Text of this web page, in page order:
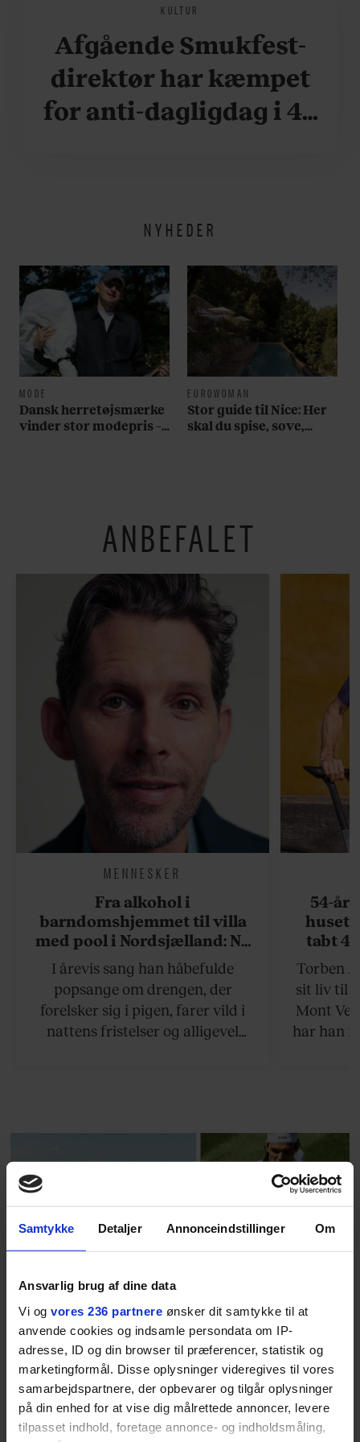
Samtykke Detaljer Annonceindstillinger Om
Ansvarlig brug af dine data
Vi og vores 236 partnere ønsker dit samtykke til at
anvende cookies og indsamle persondata om IP-
adresse, ID og din browser til præferencer, statistik og
marketingformål. Disse oplysninger videregives til vores
samarbejdspartnere, der opbevarer og tilgår oplysninger
på din enhed for at vise dig målrettede annoncer, levere
tilpasset indhold, foretage annonce- og indholdsmåling,
KULTUR
Afgående Smukfest-
direktør har kæmpet
for anti-dagligdag i 46
NYHEDER
MODE
Dansk herretøjsmærke
vinder stor modepris –
EUROWOMAN
Stor guide til Nice: Her
skal du spise, sove,
ANBEFALET
MENNESKER
Fra alkohol i
barndomshjemmet til villa
med pool i Nordsjælland: Nu
skal du høre sandheden om
Rasmus Seebach
I årevis sang han håbefulde
popsange om drengen, der
forelsker sig i pigen, farer vild i
nattens fristelser og alligevel
blevet voksen. Her indtager
fortællerens plads i et portræt om
arv, angst, familieliv, frygten for
livsglæde, han nægter at give slip
54-
huset
tabt
Torben
sit liv til
Mont
har han
SPONSORERET INDHOLD
BOSS’ nye tennis-kollektion er relevant langt ud over
banen
Fra BOSS OPEN i Stuttgart til det kommende partnerskab
med Australian Open cementerer BOSS sin position i
krydsfeltet mellem tennis, performance og moderne
livsstil.